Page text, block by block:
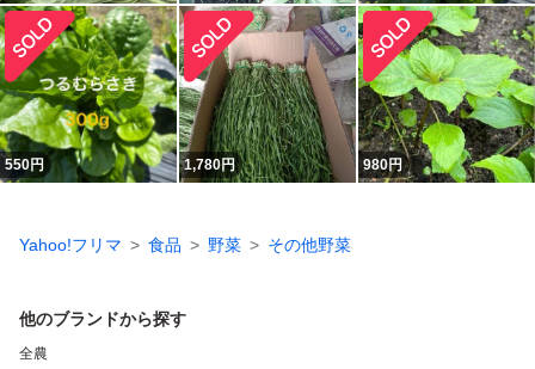
550円 1,780円 980円
Yahoo!フリマ 食品 野菜 その他野菜
他のブランドから探す
全農